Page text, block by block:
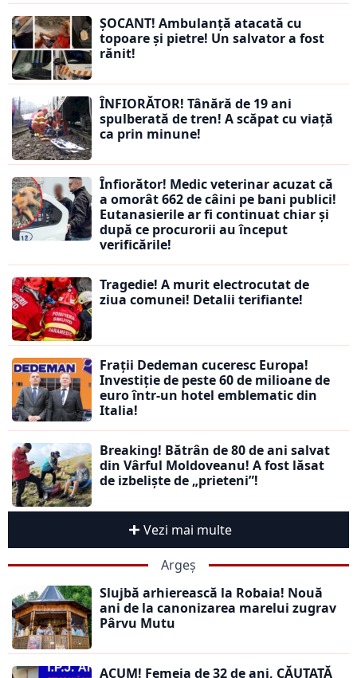
ȘOCANT! Ambulanță atacată cu
topoare și pietre! Un salvator a fost
rănit!
ÎNFIORĂTOR! Tânără de 19 ani
spulberată de tren! A scăpat cu viață
ca prin minune!
Înfiorător! Medic veterinar acuzat că
a omorât 662 de câini pe bani publici!
Eutanasierile ar fi continuat chiar și
după ce procurorii au început
verificările!
Tragedie! A murit electrocutat de
ziua comunei! Detalii terifiante!
Frații Dedeman cuceresc Europa!
Investiție de peste 60 de milioane de
euro într-un hotel emblematic din
Italia!
Breaking! Bătrân de 80 de ani salvat
din Vârful Moldoveanu! A fost lăsat
de izbeliște de „prieteni”!
Vezi mai multe
Argeș
Slujbă arhierească la Robaia! Nouă
ani de la canonizarea marelui zugrav
Pârvu Mutu
ACUM! Femeia de 32 de ani, CĂUTATĂ